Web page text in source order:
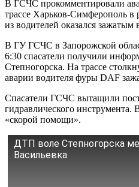
В ГСЧС прокомментировали
трассе Харьков-Симферополь
из водителей оказался
В ГУ ГСЧС в Запорожской
6:30 спасатели получили
Степногорска. На трассе
аварии водителя фуры DAF
Спасатели ГСЧС вытащили
гидравлического инструмента.
«скорой помощи».
ДТП воле Степногорска
Васильевка